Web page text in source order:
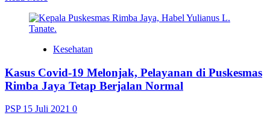
about
Bidang
Subda
Laksanakan
Simulasi
Penjemputan
Atlet
Kesehatan
Kasus Covid-19 Melonjak, Pelayanan di Puskesmas
Rimba Jaya Tetap Berjalan Normal
PSP 15 Juli 2021 0